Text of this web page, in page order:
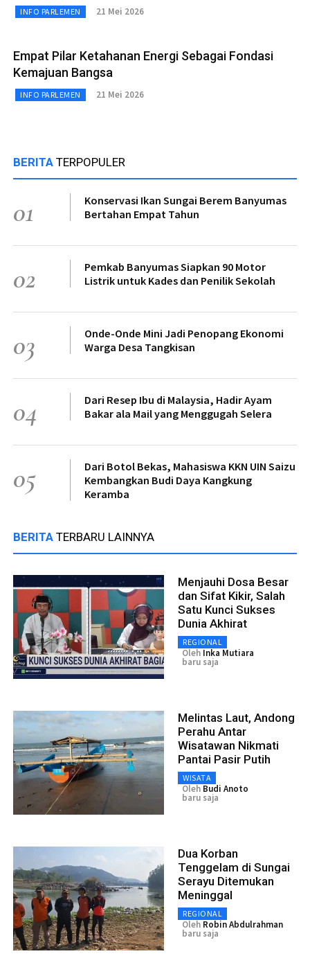
INFO PARLEMEN 21 Mei 2026
Empat Pilar Ketahanan Energi Sebagai Fondasi
Kemajuan Bangsa
INFO PARLEMEN 21 Mei 2026
BERITA TERPOPULER
01
Konservasi Ikan Sungai Berem Banyumas
Bertahan Empat Tahun
02
Pemkab Banyumas Siapkan 90 Motor
Listrik untuk Kades dan Penilik Sekolah
03
Onde-Onde Mini Jadi Penopang Ekonomi
Warga Desa Tangkisan
04
Dari Resep Ibu di Malaysia, Hadir Ayam
Bakar ala Mail yang Menggugah Selera
05
Dari Botol Bekas, Mahasiswa KKN UIN Saizu
Kembangkan Budi Daya Kangkung
Keramba
BERITA TERBARU LAINNYA
Menjauhi Dosa Besar
dan Sifat Kikir, Salah
Satu Kunci Sukses
Dunia Akhirat
REGIONAL
Oleh Inka Mutiara
baru saja
Melintas Laut, Andong
Perahu Antar
Wisatawan Nikmati
Pantai Pasir Putih
WISATA
Oleh Budi Anoto
baru saja
Dua Korban
Tenggelam di Sungai
Serayu Ditemukan
Meninggal
REGIONAL
Oleh Robin Abdulrahman
baru saja